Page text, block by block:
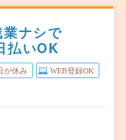
業ナシで
払いOK
が休み WEB登録OK